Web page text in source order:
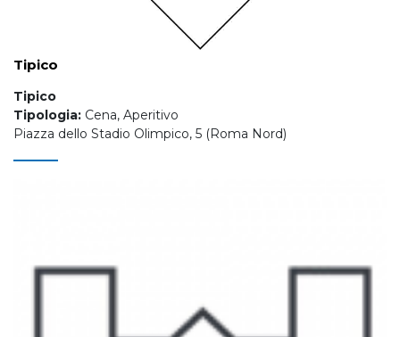
Tipico
Tipico
Tipologia: Cena, Aperitivo
Piazza dello Stadio Olimpico, 5 (Roma Nord)